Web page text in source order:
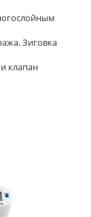
Зиговка
клапан